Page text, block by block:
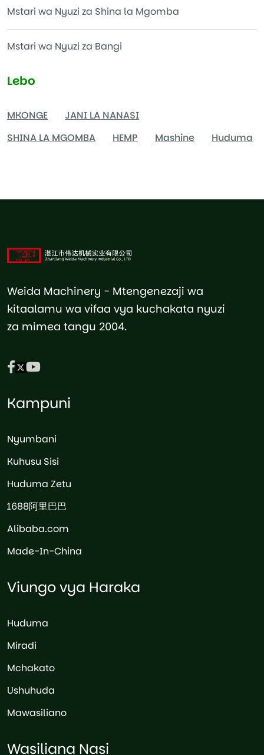
Mstari wa Nyuzi za Shina la Mgomba
Mstari wa Nyuzi za Bangi
Lebo
MKONGE
JANI LA NANASI
SHINA LA MGOMBA
HEMP Mashine Huduma
Weida Machinery - Mtengenezaji wa
kitaalamu wa vifaa vya kuchakata nyuzi
za mimea tangu 2004.
Kampuni
Nyumbani
Kuhusu Sisi
Huduma Zetu
1688阿里巴巴
Alibaba.com
Made-In-China
Viungo vya Haraka
Huduma
Miradi
Mchakato
Ushuhuda
Mawasiliano
Wasiliana Nasi